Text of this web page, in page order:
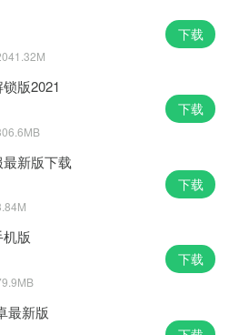
下载
版2021
下载
新版下载
下载
版
下载
最新版